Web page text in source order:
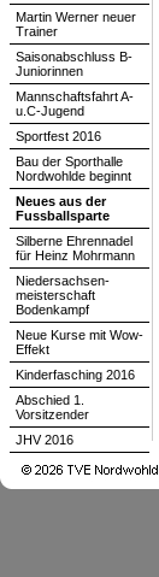
Martin Werner neuer
Trainer
Saisonabschluss B-
Juniorinnen
Mannschaftsfahrt A-
u.C-Jugend
Sportfest 2016
Bau der Sporthalle
Nordwohlde beginnt
Neues aus der
Fussballsparte
Silberne Ehrennadel
für Heinz Mohrmann
Niedersachsen-
meisterschaft
Bodenkampf
Neue Kurse mit Wow-
Effekt
Kinderfasching 2016
Abschied 1.
Vorsitzender
JHV 2016